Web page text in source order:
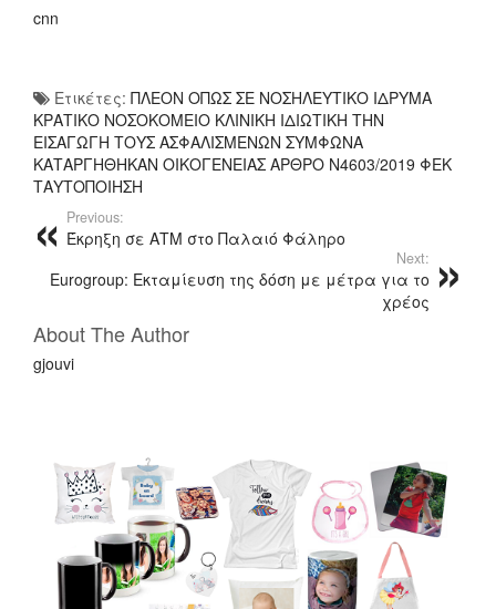
cnn
Ετικέτες: ΠΛΕΟΝ ΟΠΩΣ ΣΕ ΝΟΣΗΛΕΥΤΙΚΟ ΙΔΡΥΜΑ
ΚΡΑΤΙΚΟ ΝΟΣΟΚΟΜΕΙΟ ΚΛΙΝΙΚΗ ΙΔΙΩΤΙΚΗ ΤΗΝ
ΕΙΣΑΓΩΓΗ ΤΟΥΣ ΑΣΦΑΛΙΣΜΕΝΩΝ ΣΥΜΦΩΝΑ
ΚΑΤΑΡΓΗΘΗΚΑΝ ΟΙΚΟΓΕΝΕΙΑΣ ΑΡΘΡΟ Ν4603/2019 ΦΕΚ
ΤΑΥΤΟΠΟΙΗΣΗ
Previous:
Έκρηξη σε ΑΤΜ στο Παλαιό Φάληρο
Next:
Eurogroup: Εκταμίευση της δόση με μέτρα για το
χρέος
About The Author
gjouvi